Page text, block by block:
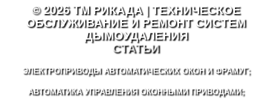
© 2026 TM РИКАДА | ТЕХНИЧЕСКОЕ
ОБСЛУЖИВАНИЕ И РЕМОНТ СИСТЕМ
ДЫМОУДАЛЕНИЯ
СТАТЬИ
ЭЛЕКТРОПРИВОДЫ АВТОМАТИЧЕСКИХ ОКОН И ФРАМУГ;
АВТОМАТИКА УПРАВЛЕНИЯ ОКОННЫМИ ПРИВОДАМИ;